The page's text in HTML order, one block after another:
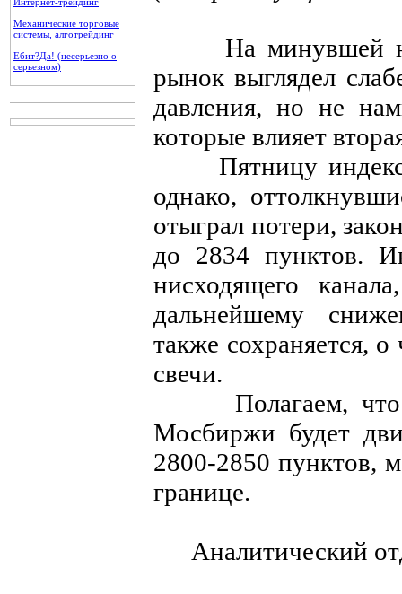
Механические торговые
системы, алготрейдинг
Ебит?Да! (несерьезно о
серьезном)
На минувшей
рынок выглядел
давления, но не
которые влияет
Пятницу индекс
однако,
отыграл потери,
до 2834 пунктов.
нисходящего
дальнейшему
также сохраняется,
свечи.
Полагаем, что в
Мосбиржи будет
2800-2850 пунктов,
границе.
Аналитический